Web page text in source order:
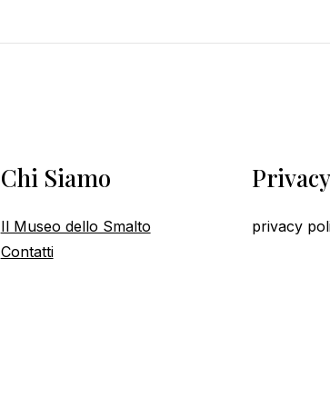
Chi Siamo
Il Museo dello Smalto
Contatti
Privacy
privacy